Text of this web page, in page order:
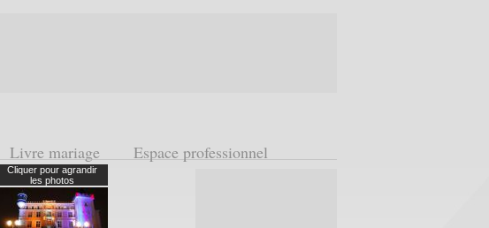
Livre mariage Espace professionnel
Cliquer pour agrandir
les photos